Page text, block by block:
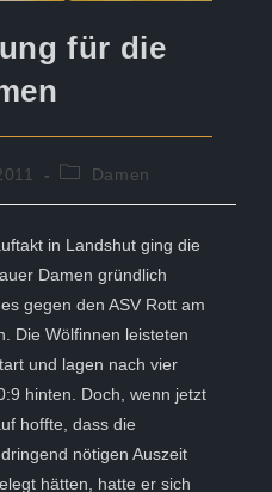
für die
Beitrags-
Damen
in Landshut ging die
Damen gründlich
gegen den ASV Rott am
Die Wölfinnen leisteten
und lagen nach vier
hinten. Doch, wenn jetzt
hoffte, dass die
nötigen Auszeit
hätten, hatte er sich